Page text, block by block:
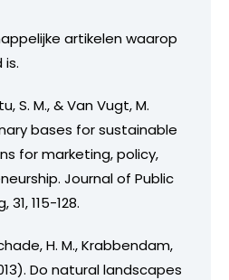
artikelen waarop
S. M., & Van Vugt, M.
bases for sustainable
for marketing, policy,
Journal of Public
115-128.
H. M., Krabbendam,
Do natural landscapes